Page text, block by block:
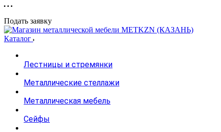
Подать заявку
Каталог
Лестницы и стремянки
Металлические стеллажи
Металлическая мебель
Сейфы